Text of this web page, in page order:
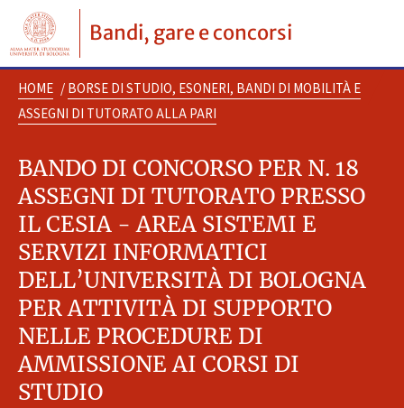
Bandi, gare e concorsi
HOME / BORSE DI STUDIO, ESONERI, BANDI DI MOBILITÀ E
ASSEGNI DI TUTORATO ALLA PARI
BANDO DI CONCORSO PER N. 18
ASSEGNI DI TUTORATO PRESSO
IL CESIA - AREA SISTEMI E
SERVIZI INFORMATICI
DELL’UNIVERSITÀ DI BOLOGNA
PER ATTIVITÀ DI SUPPORTO
NELLE PROCEDURE DI
AMMISSIONE AI CORSI DI
STUDIO